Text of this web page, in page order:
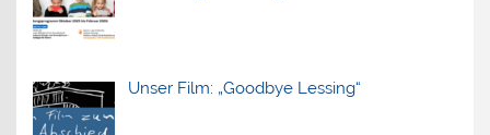
Unser Film: „Goodbye Lessing“